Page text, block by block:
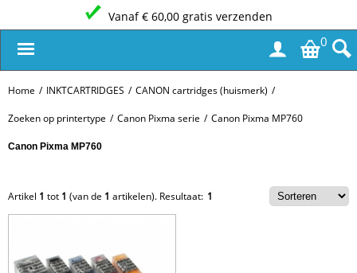
Vanaf € 60,00 gratis verzenden
0
Home / INKTCARTRIDGES / CANON cartridges (huismerk) /
Zoeken op printertype / Canon Pixma serie / Canon Pixma MP760
Canon Pixma MP760
Artikel 1 tot 1 (van de 1 artikelen). Resultaat: 1